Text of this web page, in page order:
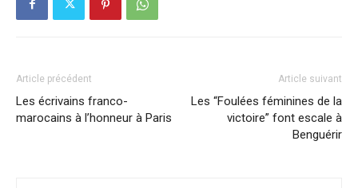
Article précédent
Les écrivains franco-
marocains à l’honneur à Paris
Article suivant
Les “Foulées féminines de la
victoire” font escale à
Benguérir